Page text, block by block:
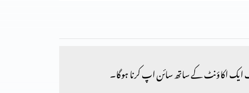
اکاؤنٹ کے ساتھ سائن اپ کرنا ہوگا۔